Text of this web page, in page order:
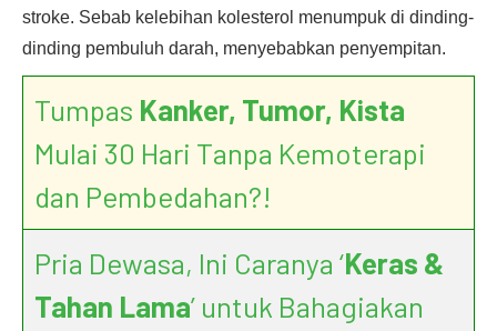
stroke. Sebab kelebihan kolesterol menumpuk di dinding-
dinding pembuluh darah, menyebabkan penyempitan.
Tumpas Kanker, Tumor, Kista
Mulai 30 Hari Tanpa Kemoterapi
dan Pembedahan?!
Pria Dewasa, Ini Caranya ‘Keras &
Tahan Lama’ untuk Bahagiakan